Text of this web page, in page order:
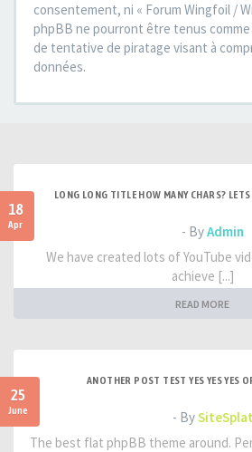
consentement, ni « Forum Wingfoil /
phpBB ne pourront être tenus comme
de tentative de piratage visant à
données.
18
Apr
LONG LONG TITLE HOW MANY CHARS?
- ByAdmin
We have created lots of YouTube
achieve [...]
READ MORE
25
June
ANOTHER POST TEST YES YES YES
- BySiteSplat
The best flat phpBB theme around.